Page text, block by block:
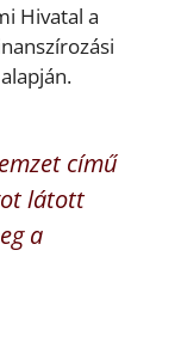
Hivatal a
című
látott
a